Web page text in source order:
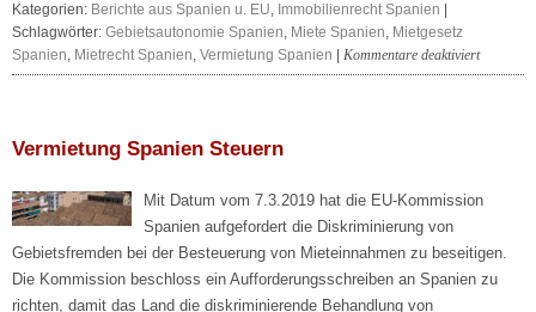
Kategorien: Berichte aus Spanien u. EU, Immobilienrecht Spanien
Schlagwörter: Gebietsautonomie Spanien, Miete Spanien, Mietgesetz
Spanien, Mietrecht Spanien, Vermietung Spanien Kommentare deaktiviertfür
Vermietung Spanien Steuern
Mit Datum vom 7.3.2019 hat die EU-Kommission
Spanien aufgefordert die Diskriminierung von
Gebietsfremden bei der Besteuerung von Mieteinnahmen zu beseitigen.
Die Kommission beschloss ein Aufforderungsschreiben an Spanien zu
richten, damit das Land die diskriminierende Behandlung von